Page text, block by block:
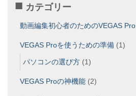
カテゴリー
動画編集初心者のためのVEGAS Pro
VEGAS Proを使うための準備 (1)
パソコンの選び方 (1)
VEGAS Proの神機能 (2)